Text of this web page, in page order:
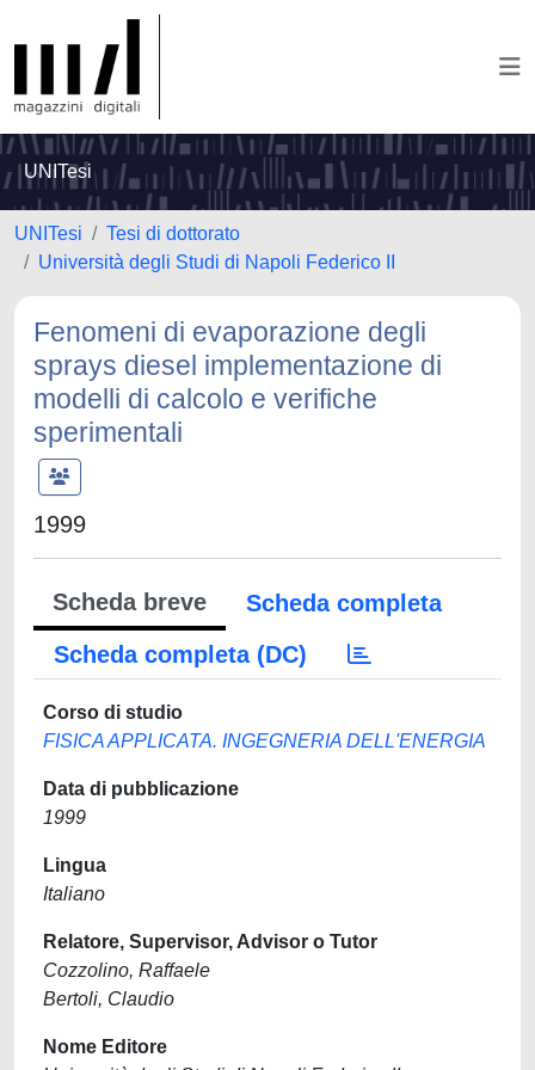
UNITesi
UNITesi
Tesi di dottorato
Università degli Studi di Napoli Federico II
Fenomeni di evaporazione degli
sprays diesel implementazione di
modelli di calcolo e verifiche
sperimentali
1999
Scheda breve
Scheda completa
Scheda completa (DC)
Corso di studio
FISICA APPLICATA. INGEGNERIA DELL'ENERGIA
Data di pubblicazione
1999
Lingua
Italiano
Relatore, Supervisor, Advisor o Tutor
Cozzolino, Raffaele
Bertoli, Claudio
Nome Editore